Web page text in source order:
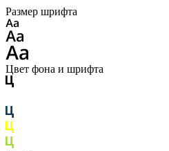
Размер шрифта
Цвет фона и шрифта